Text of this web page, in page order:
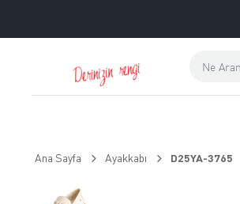
Ana Sayfa Ayakkabı D25YA-3765